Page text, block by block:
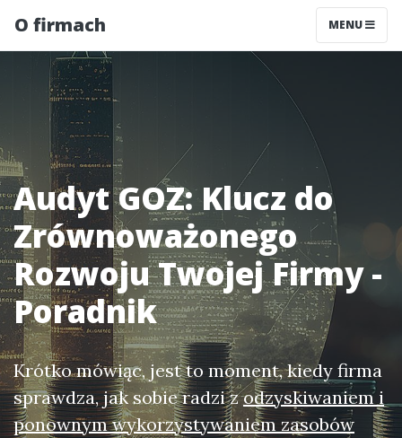
O firmach MENU
Audyt GOZ: Klucz do
Zrównoważonego
Rozwoju Twojej Firmy -
Poradnik
Krótko mówiąc, jest to moment, kiedy firma
sprawdza, jak sobie radzi zodzyskiwaniem i
ponownym wykorzystywaniem zasobów